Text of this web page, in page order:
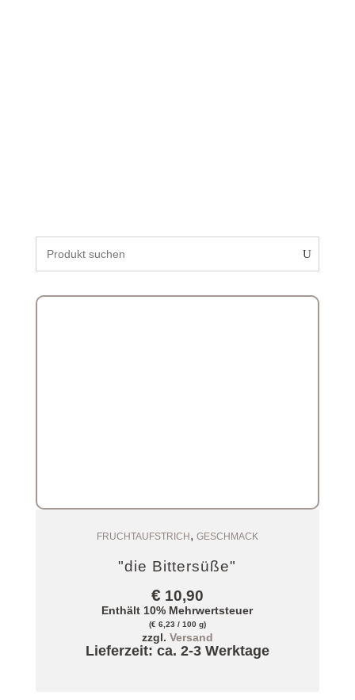
Zum Warenkorb
FRUCHTAUFSTRICH, GESCHMACK
"die Bittersüße"
€10,90
Enthält 10% Mehrwertsteuer
(€ 6,23 / 100 g)
zzgl. Versand
Lieferzeit: ca. 2-3 Werktage